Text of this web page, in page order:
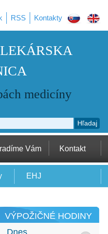
RSS Kontakty
medicíny
Hľadaj
Vám Kontakt
EHJ
VÝPOŽIČNÉ HODINY
Dnes